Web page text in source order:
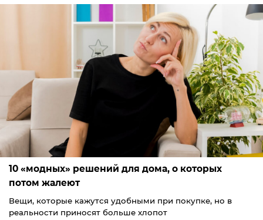
10 «модных» решений для дома, о которых
потом жалеют
Вещи, которые кажутся удобными при покупке, но в
реальности приносят больше хлопот